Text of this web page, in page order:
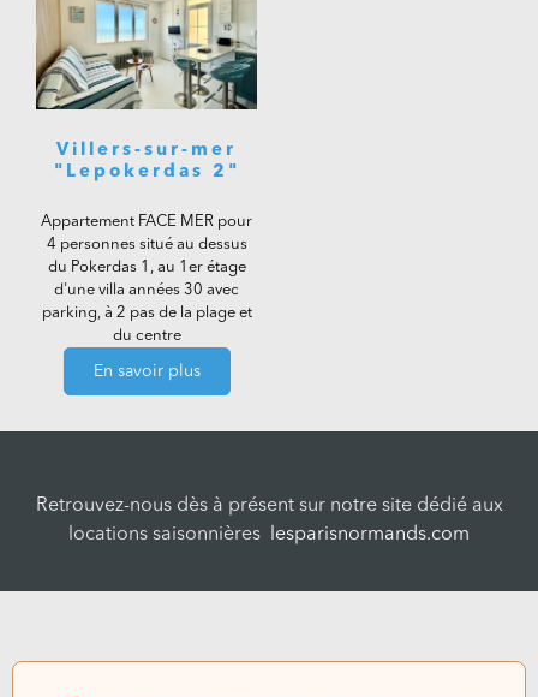
Villers-sur-mer
"Lepokerdas 2"
Appartement FACE MER pour
4 personnes situé au dessus
du Pokerdas 1, au 1er étage
d'une villa années 30 avec
parking, à 2 pas de la plage et
du centre
En savoir plus
Retrouvez-nous dès à présent sur notre site dédié aux
locations saisonnières lesparisnormands.com